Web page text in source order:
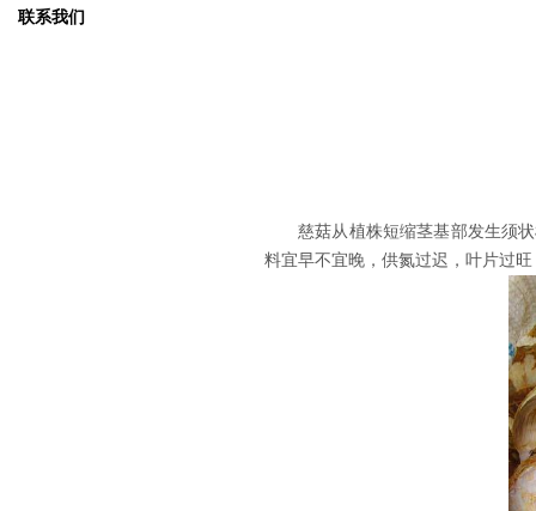
联系我们
慈菇从植株短缩茎基部发生须
料宜早不宜晚，供氮过迟，叶片过